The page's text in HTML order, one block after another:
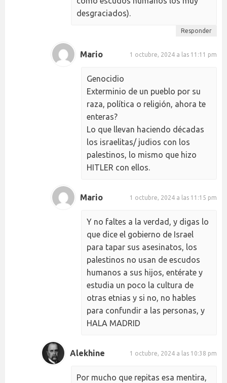
desgraciados).
Responder
Mario 1 octubre, 2024 a las 11:11 pm
Genocidio
Exterminio de un pueblo por su
raza, política o religión, ahora te
enteras?
Lo que llevan haciendo décadas
los israelitas/ judios con los
palestinos, lo mismo que hizo
HITLER con ellos.
Mario 1 octubre, 2024 a las 11:15 pm
Y no faltes a la verdad, y digas lo
que dice el gobierno de Israel
para tapar sus asesinatos, los
palestinos no usan de escudos
humanos a sus hijos, entérate y
estudia un poco la cultura de
otras etnias y si no, no hables
para confundir a las personas, y
HALA MADRID
Alekhine 1 octubre, 2024 a las 10:38 pm
Por mucho que repitas esa mentira,